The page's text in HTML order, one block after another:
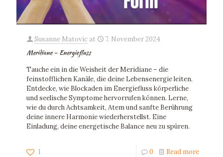
Susanne Matovic at 7. November 2024
Meridiane – Energiefluss
Tauche ein in die Weisheit der Meridiane – die
feinstofflichen Kanäle, die deine Lebensenergie leiten.
Entdecke, wie Blockaden im Energiefluss körperliche
und seelische Symptome hervorrufen können. Lerne,
wie du durch Achtsamkeit, Atem und sanfte Berührung
deine innere Harmonie wiederherstellst. Eine
Einladung, deine energetische Balance neu zu spüren.
1 0 Read more